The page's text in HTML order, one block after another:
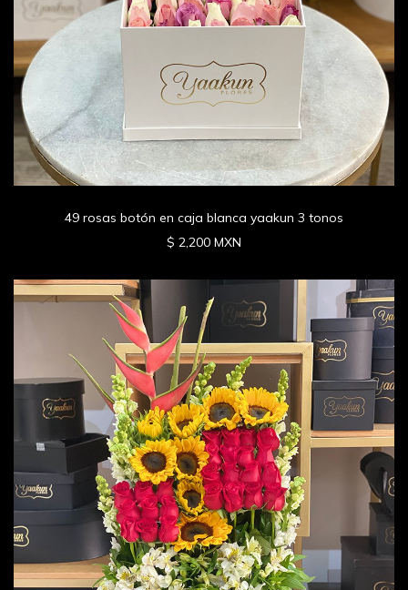
49 rosas botón en caja blanca yaakun 3 tonos
$ 2,200 MXN